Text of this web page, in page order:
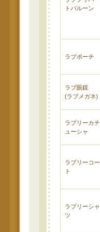
トバルーン
ラブポーチ
ラブ眼鏡
(ラブメガネ)
ラブリーカチ
ューシャ
ラブリーコー
ト
ラブリーシャ
ツ